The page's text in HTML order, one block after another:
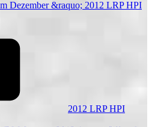
2012 LRP HPI